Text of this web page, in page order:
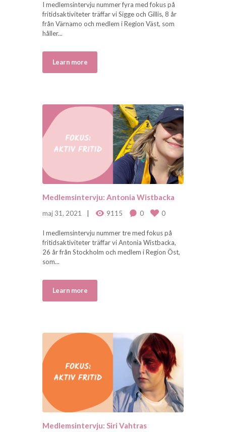
I medlemsintervju nummer fyra med fokus på
fritidsaktiviteter träffar vi Sigge och Gillis, 8 år
från Värnamo och medlem i Region Väst, som
håller...
Learn more
Medlemsintervju: Antonia Wistbacka
maj 31, 2021 9115 0 0
I medlemsintervju nummer tre med fokus på
fritidsaktiviteter träffar vi Antonia Wistbacka,
26 år från Stockholm och medlem i Region Öst,
som...
Learn more
Medlemsintervju: Siri Vahtras